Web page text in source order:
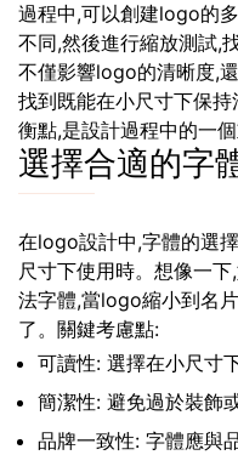
過程中,可以創建logo的
不同,然後進行縮放測試,
不僅影響logo的清晰度,
找到既能在小尺寸下保
衡點,是設計過程中的一個
選擇合適的字
在logo設計中,字體的選
尺寸下使用時。想像一
法字體,當logo縮小到名
了。關鍵考慮點:
可讀性: 選擇在小尺寸
簡潔性: 避免過於裝飾
品牌一致性: 字體應與